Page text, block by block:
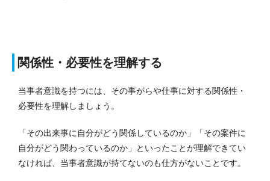
関係性・必要性を理解する
当事者意識を持つには、その事がらや仕事に対する関係性・
必要性を理解しましょう。
「その出来事に自分がどう関係しているのか」「その案件に
自分がどう関わっているのか」といったことが理解できてい
なければ、当事者意識が持てないのも仕方がないことです。